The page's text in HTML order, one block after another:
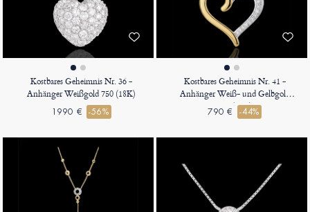
Kostbares Geheimnis Nr. 36 -
Anhänger Weißgold 750 (18K)
1990 € -56%
Kostbares Geheimnis Nr. 41 -
Anhänger Weiß- und Gelbgold
750 (18K)
790 € -44%